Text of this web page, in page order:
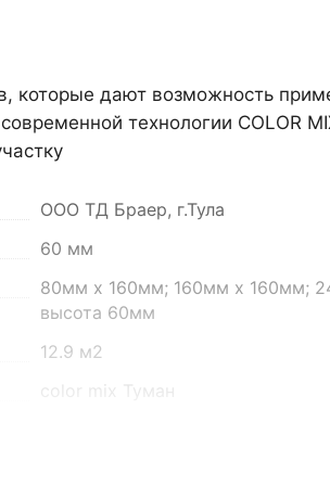
16:00
которые дают возможность
технологии COLOR
ООО ТД Браер, г.Тула
60 мм
80мм х 160мм; 160мм х 160мм;
высота 60мм
12.9 м2
color mix Туман